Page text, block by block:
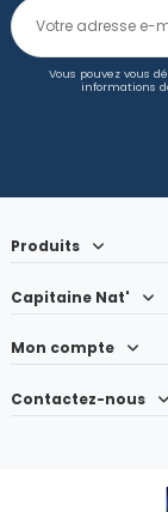
Vous pouvez vous
informations
Produits
Capitaine Nat'
Mon compte
Contactez-nous